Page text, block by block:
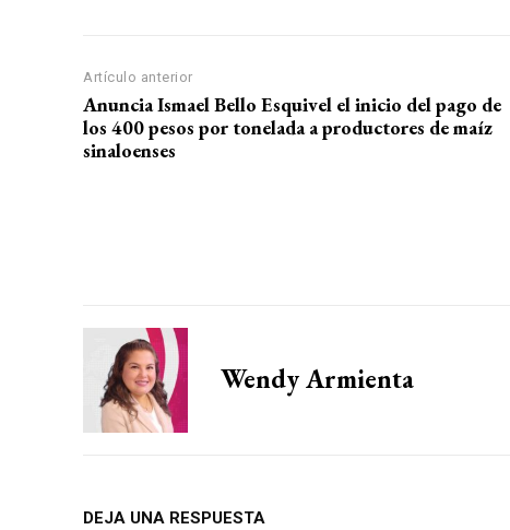
p
p
o
k
Artículo anterior
Anuncia Ismael Bello Esquivel el inicio del pago de
los 400 pesos por tonelada a productores de maíz
sinaloenses
Wendy Armienta
DEJA UNA RESPUESTA